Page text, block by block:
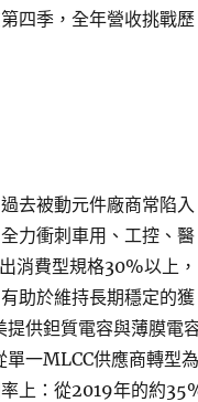
四季，全年營收挑戰歷
去被動元件廠商常陷入
力衝刺車用、工控、醫
消費型規格30%以上，
助於維持長期穩定的獲
供鉭質電容與薄膜電
一MLCC供應商轉型為
上：從2019年的約